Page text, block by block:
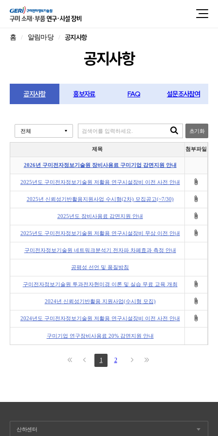
홈 알림마당 공지사항
공지사항
공지사항 홍보자료 FAQ 설문조사참여
초기화
제목 첨부파일
2026년 구미전자정보기술원 장비사용료 구미기업 감면지원 안내
2025년도 구미전자정보기술원 저활용 연구시설장비 이전 사전 안내
2025년 신뢰성기반활용지원사업 수시형(2차) 모집공고(~7/30)
2025년도 장비사용료 감면지원 안내
2025년도 구미전자정보기술원 저활용 연구시설장비 무상 이전 안내
구미전자정보기술원 네트워크분석기 전자파 차폐효과 측정 안내
공평성 선언 및 품질방침
구미전자정보기술원 투과전자현미경 이론 및 실습 무료 교육 개최
2024년 신뢰성기반활용 지원사업(수시형 모집)
2024년도 구미전자정보기술원 저활용 연구시설장비 이전 사전 안내
구미기업 연구장비사용료 20% 감면지원 안내
1 2